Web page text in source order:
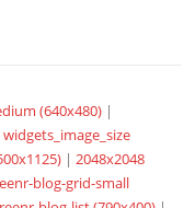
(640x480) |
widgets_image_size
|2048x2048
blog-grid-small